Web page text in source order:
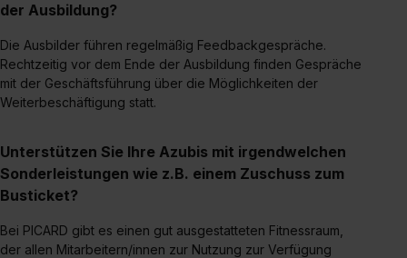
der Ausbildung?
Die Ausbilder führen regelmäßig Feedbackgespräche.
Rechtzeitig vor dem Ende der Ausbildung finden Gespräche
mit der Geschäftsführung über die Möglichkeiten der
Weiterbeschäftigung statt.
Unterstützen Sie Ihre Azubis mit irgendwelchen
Sonderleistungen wie z.B. einem Zuschuss zum
Busticket?
Bei PICARD gibt es einen gut ausgestatteten Fitnessraum,
der allen Mitarbeitern/innen zur Nutzung zur Verfügung